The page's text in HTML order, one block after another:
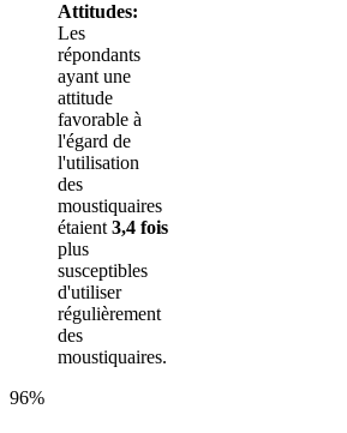
Attitudes:
Les
répondants
ayant une
attitude
favorable à
l'égard de
l'utilisation
des
moustiquaires
étaient 3,4 fois
plus
susceptibles
d'utiliser
régulièrement
des
moustiquaires.
96%